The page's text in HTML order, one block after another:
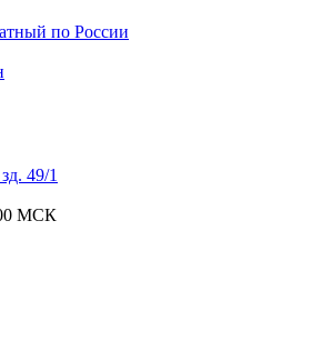
по России
49/1
МСК